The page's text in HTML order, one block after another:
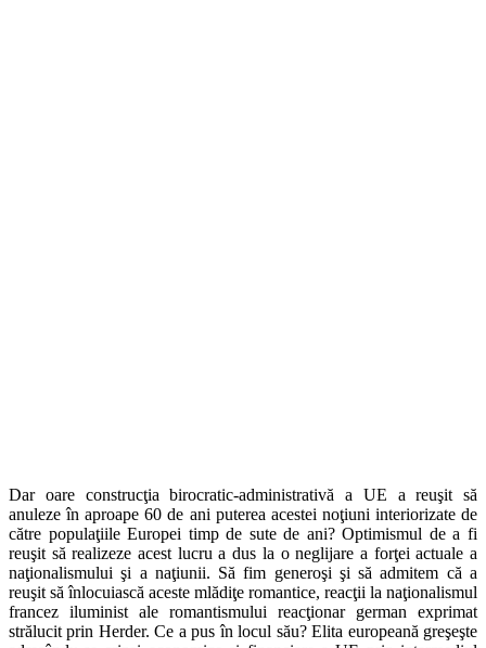
Dar oare construcţia birocratic-administrativă a UE a reuşit să
anuleze în aproape 60 de ani puterea acestei noţiuni interiorizate de
către populaţiile Europei timp de sute de ani? Optimismul de a fi
reuşit să realizeze acest lucru a dus la o neglijare a forţei actuale a
naţionalismului şi a naţiunii. Să fim generoşi şi să admitem că a
reuşit să înlocuiască aceste mlădiţe romantice, reacţii la naţionalismul
francez iluminist ale romantismului reacţionar german exprimat
strălucit prin Herder. Ce a pus în locul său? Elita europeană greşeşte